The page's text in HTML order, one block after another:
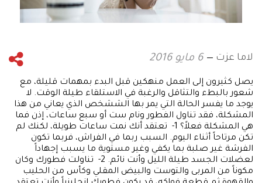
لاما عزت 6 مايو 2016
يصل كثيرون إلى العمل منهكين قبل البدء بمهمات قليلة، مع
شعور بالبطء والتثاقل والرغبة في الاستلقاء طيلة الوقت. لا
يوجد ما يفسر الحالة التي يمر بها الششخص الذي يعاني من هذا
المشكلة، فقد تناول الفطور ونام ست أو سبع ساعات، إذن فما
هي المشكلة فعلاً؟ 1- تعتقد أنك نمت ساعات طويلة، لكنك لم
تكن مرتاحاً أثناء اليوم. السبب ربما في الفراش، فربما تكون
الفرشة غير صلبة بما يكفي وغير مستوية ما يسبب إجهاداً
لعضلات الجسد طيلة الليل وأنت نائم. 2- تناولت فطورك وكان
مكوناً من المربى والتوست والبيض المقلي وكأس من الحليب